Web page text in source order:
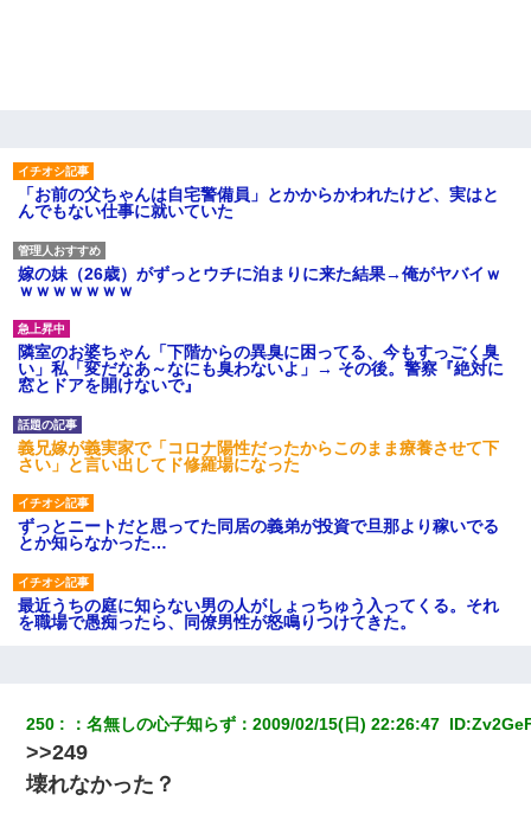
「お前の父ちゃんは自宅警備員」とかからかわれたけど、実はと
んでもない仕事に就いていた
嫁の妹（26歳）がずっとウチに泊まりに来た結果→俺がヤバイｗ
ｗｗｗｗｗｗｗ
隣室のお婆ちゃん「下階からの異臭に困ってる、今もすっごく臭
い」私「変だなあ～なにも臭わないよ」→ その後。警察『絶対に
窓とドアを開けないで』
義兄嫁が義実家で「コロナ陽性だったからこのまま療養させて下
さい」と言い出してド修羅場になった
ずっとニートだと思ってた同居の義弟が投資で旦那より稼いでる
とか知らなかった…
最近うちの庭に知らない男の人がしょっちゅう入ってくる。それ
を職場で愚痴ったら、同僚男性が怒鳴りつけてきた。
旦那の元カノをSNSで探して写真を保存して顔面評価スレで写真
を晒してた。ほとんどがブスという評価の中で二人ほど意外に好
評価で苦々しく思った
250 ：名無しの心子知らず ：2009/02/15(日) 22:26:47 ID:
>>249
壊れなかった？